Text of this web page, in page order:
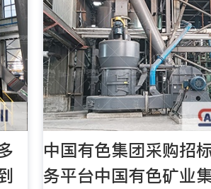
中国有色集团采购招
务平台中国有色矿业